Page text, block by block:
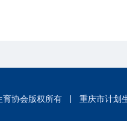
育协会版权所有 重庆市计划